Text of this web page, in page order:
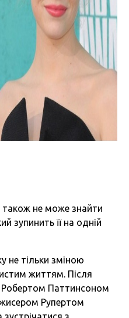
також не може знайти
зупинить її на одній
не тільки зміною
життям. Після
Робертом Паттинсоном
Рупертом